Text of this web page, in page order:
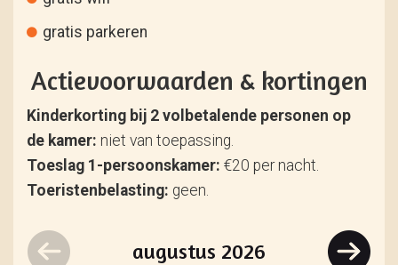
gratis parkeren
Actievoorwaarden & kortingen
Kinderkorting bij 2 volbetalende personen op
de kamer: niet van toepassing.
Toeslag 1-persoonskamer: €20 per nacht.
Toeristenbelasting: geen.
augustus 2026